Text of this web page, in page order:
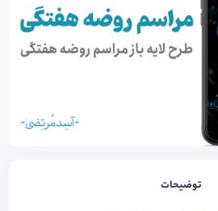
توضیحات